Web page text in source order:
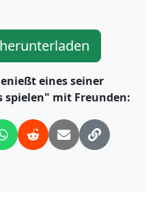
eines seiner
spielen" mit Freunden: